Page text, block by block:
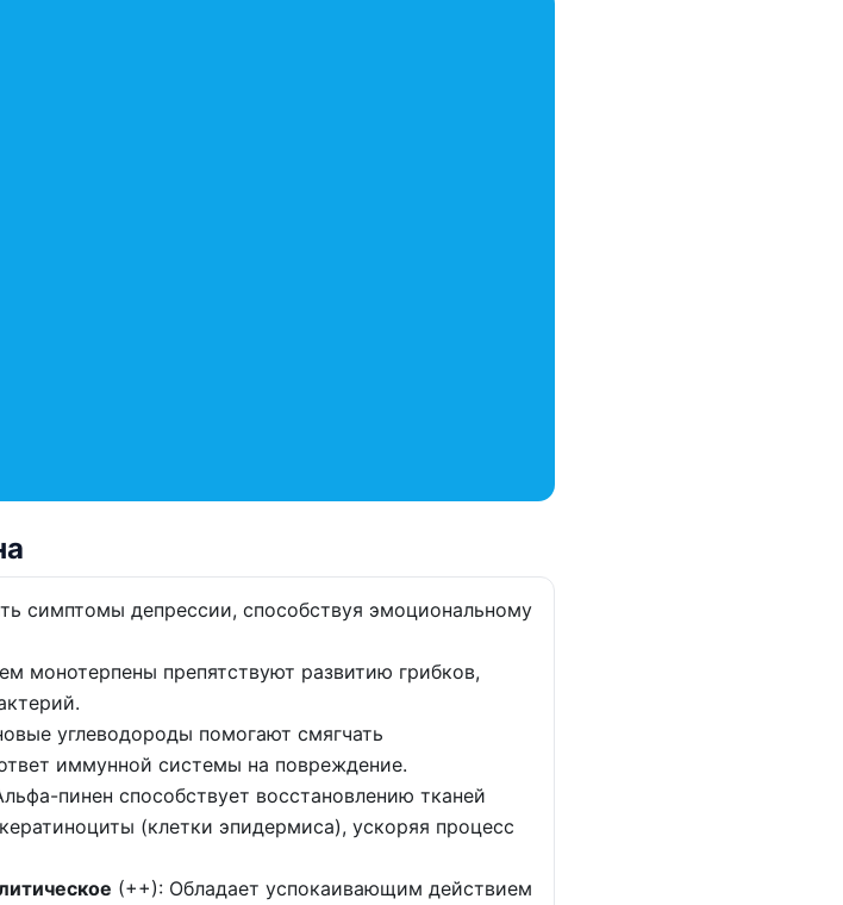
симптомы депрессии, способствуя эмоциональному
монотерпены препятствуют развитию грибков,
углеводороды помогают смягчать
иммунной системы на повреждение.
пинен способствует восстановлению тканей
(клетки эпидермиса), ускоряя процесс
(++): Обладает успокаивающим действием